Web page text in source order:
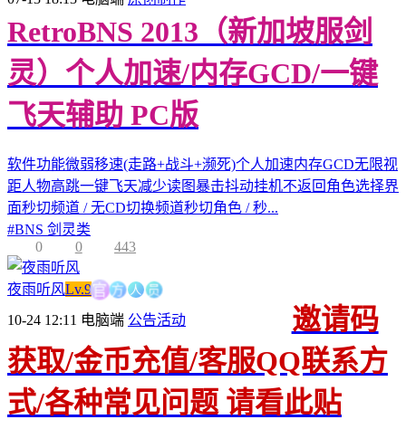
RetroBNS 2013（新加坡服剑
灵）个人加速/内存GCD/一键
飞天辅助 PC版
软件功能微弱移速(走路+战斗+濒死)个人加速内存GCD无限视
距人物高跳一键飞天减少读图暴击抖动挂机不返回角色选择界
面秒切频道 / 无CD切换频道秒切角色 / 秒...
#BNS 剑灵类
0
0 443
夜雨听风Lv.9官方人员
10-24 12:11 电脑端 公告活动
邀请码
获取/金币充值/客服QQ联系方
式/各种常见问题 请看此贴